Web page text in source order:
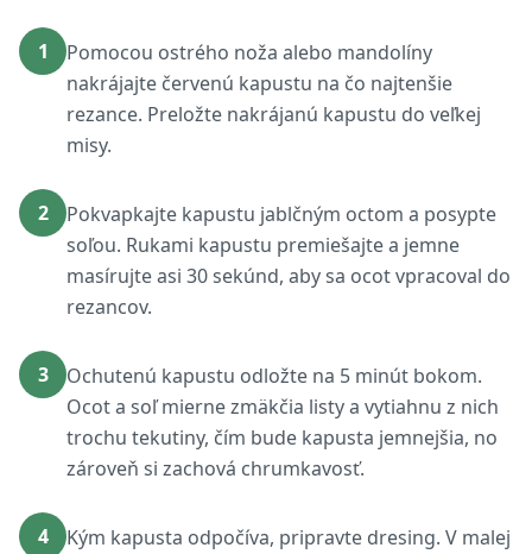
1
Pomocou ostrého noža alebo mandolíny
nakrájajte červenú kapustu na čo najtenšie
rezance. Preložte nakrájanú kapustu do veľkej
misy.
2
Pokvapkajte kapustu jablčným octom a posypte
soľou. Rukami kapustu premiešajte a jemne
masírujte asi 30 sekúnd, aby sa ocot vpracoval do
rezancov.
3
Ochutenú kapustu odložte na 5 minút bokom.
Ocot a soľ mierne zmäkčia listy a vytiahnu z nich
trochu tekutiny, čím bude kapusta jemnejšia, no
zároveň si zachová chrumkavosť.
4
Kým kapusta odpočíva, pripravte dresing. V malej